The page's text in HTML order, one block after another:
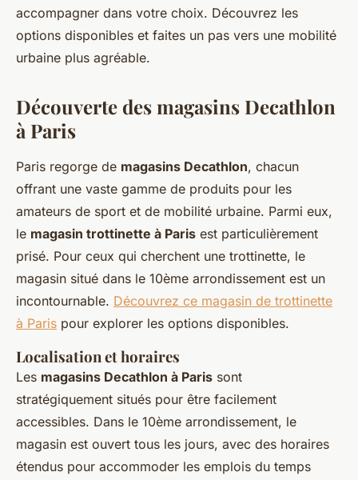
accompagner dans votre choix. Découvrez les
options disponibles et faites un pas vers une mobilité
urbaine plus agréable.
Découverte des magasins Decathlon
à Paris
Paris regorge de magasins Decathlon, chacun
offrant une vaste gamme de produits pour les
amateurs de sport et de mobilité urbaine. Parmi eux,
le magasin trottinette à Paris est particulièrement
prisé. Pour ceux qui cherchent une trottinette, le
magasin situé dans le 10ème arrondissement est un
incontournable. Découvrez ce magasin de trottinette
à Paris pour explorer les options disponibles.
Localisation et horaires
Les magasins Decathlon à Paris sont
stratégiquement situés pour être facilement
accessibles. Dans le 10ème arrondissement, le
magasin est ouvert tous les jours, avec des horaires
étendus pour accommoder les emplois du temps